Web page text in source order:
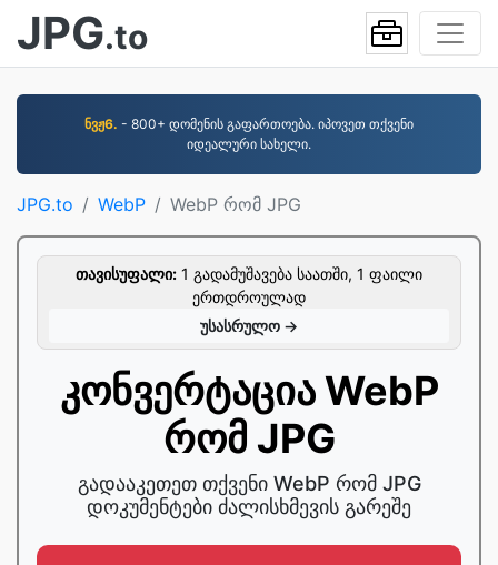
JPG.to
ნვჟ6. - 800+ დომენის გაფართოება. იპოვეთ თქვენი
იდეალური სახელი.
JPG.to WebP WebP რომ JPG
თავისუფალი: 1 გადამუშავება საათში, 1 ფაილი
ერთდროულად
უსასრულო →
კონვერტაცია WebP
რომ JPG
გადააკეთეთ თქვენი WebP რომ JPG
დოკუმენტები ძალისხმევის გარეშე